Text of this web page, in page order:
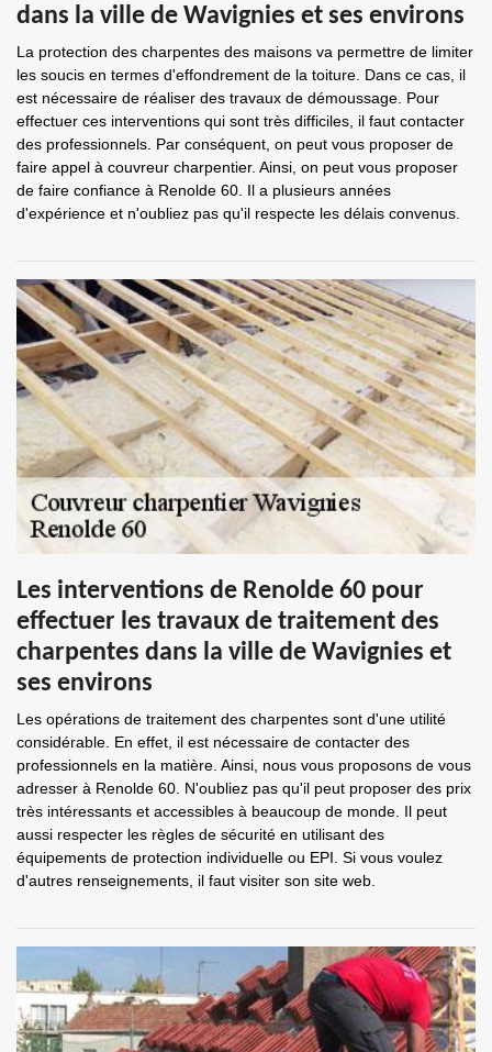
dans la ville de Wavignies et ses environs
La protection des charpentes des maisons va permettre de limiter
les soucis en termes d'effondrement de la toiture. Dans ce cas, il
est nécessaire de réaliser des travaux de démoussage. Pour
effectuer ces interventions qui sont très difficiles, il faut contacter
des professionnels. Par conséquent, on peut vous proposer de
faire appel à couvreur charpentier. Ainsi, on peut vous proposer
de faire confiance à Renolde 60. Il a plusieurs années
d'expérience et n'oubliez pas qu'il respecte les délais convenus.
Les interventions de Renolde 60 pour
effectuer les travaux de traitement des
charpentes dans la ville de Wavignies et
ses environs
Les opérations de traitement des charpentes sont d'une utilité
considérable. En effet, il est nécessaire de contacter des
professionnels en la matière. Ainsi, nous vous proposons de vous
adresser à Renolde 60. N'oubliez pas qu'il peut proposer des prix
très intéressants et accessibles à beaucoup de monde. Il peut
aussi respecter les règles de sécurité en utilisant des
équipements de protection individuelle ou EPI. Si vous voulez
d'autres renseignements, il faut visiter son site web.